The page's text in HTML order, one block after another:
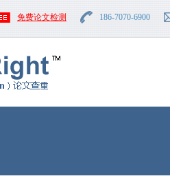
免费论文检测 186-7070-6900